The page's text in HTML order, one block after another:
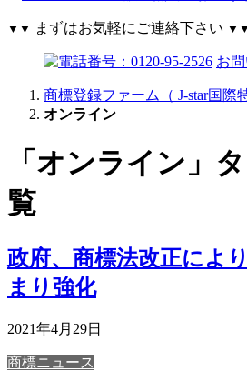
▼▼ まずはお気軽にご連絡下さい ▼▼
お
商標登録ファーム（ J-star国際
オンライン
「オンライン」
覧
政府、商標法改正によ
まり強化
2021年4月29日
商標ニュース